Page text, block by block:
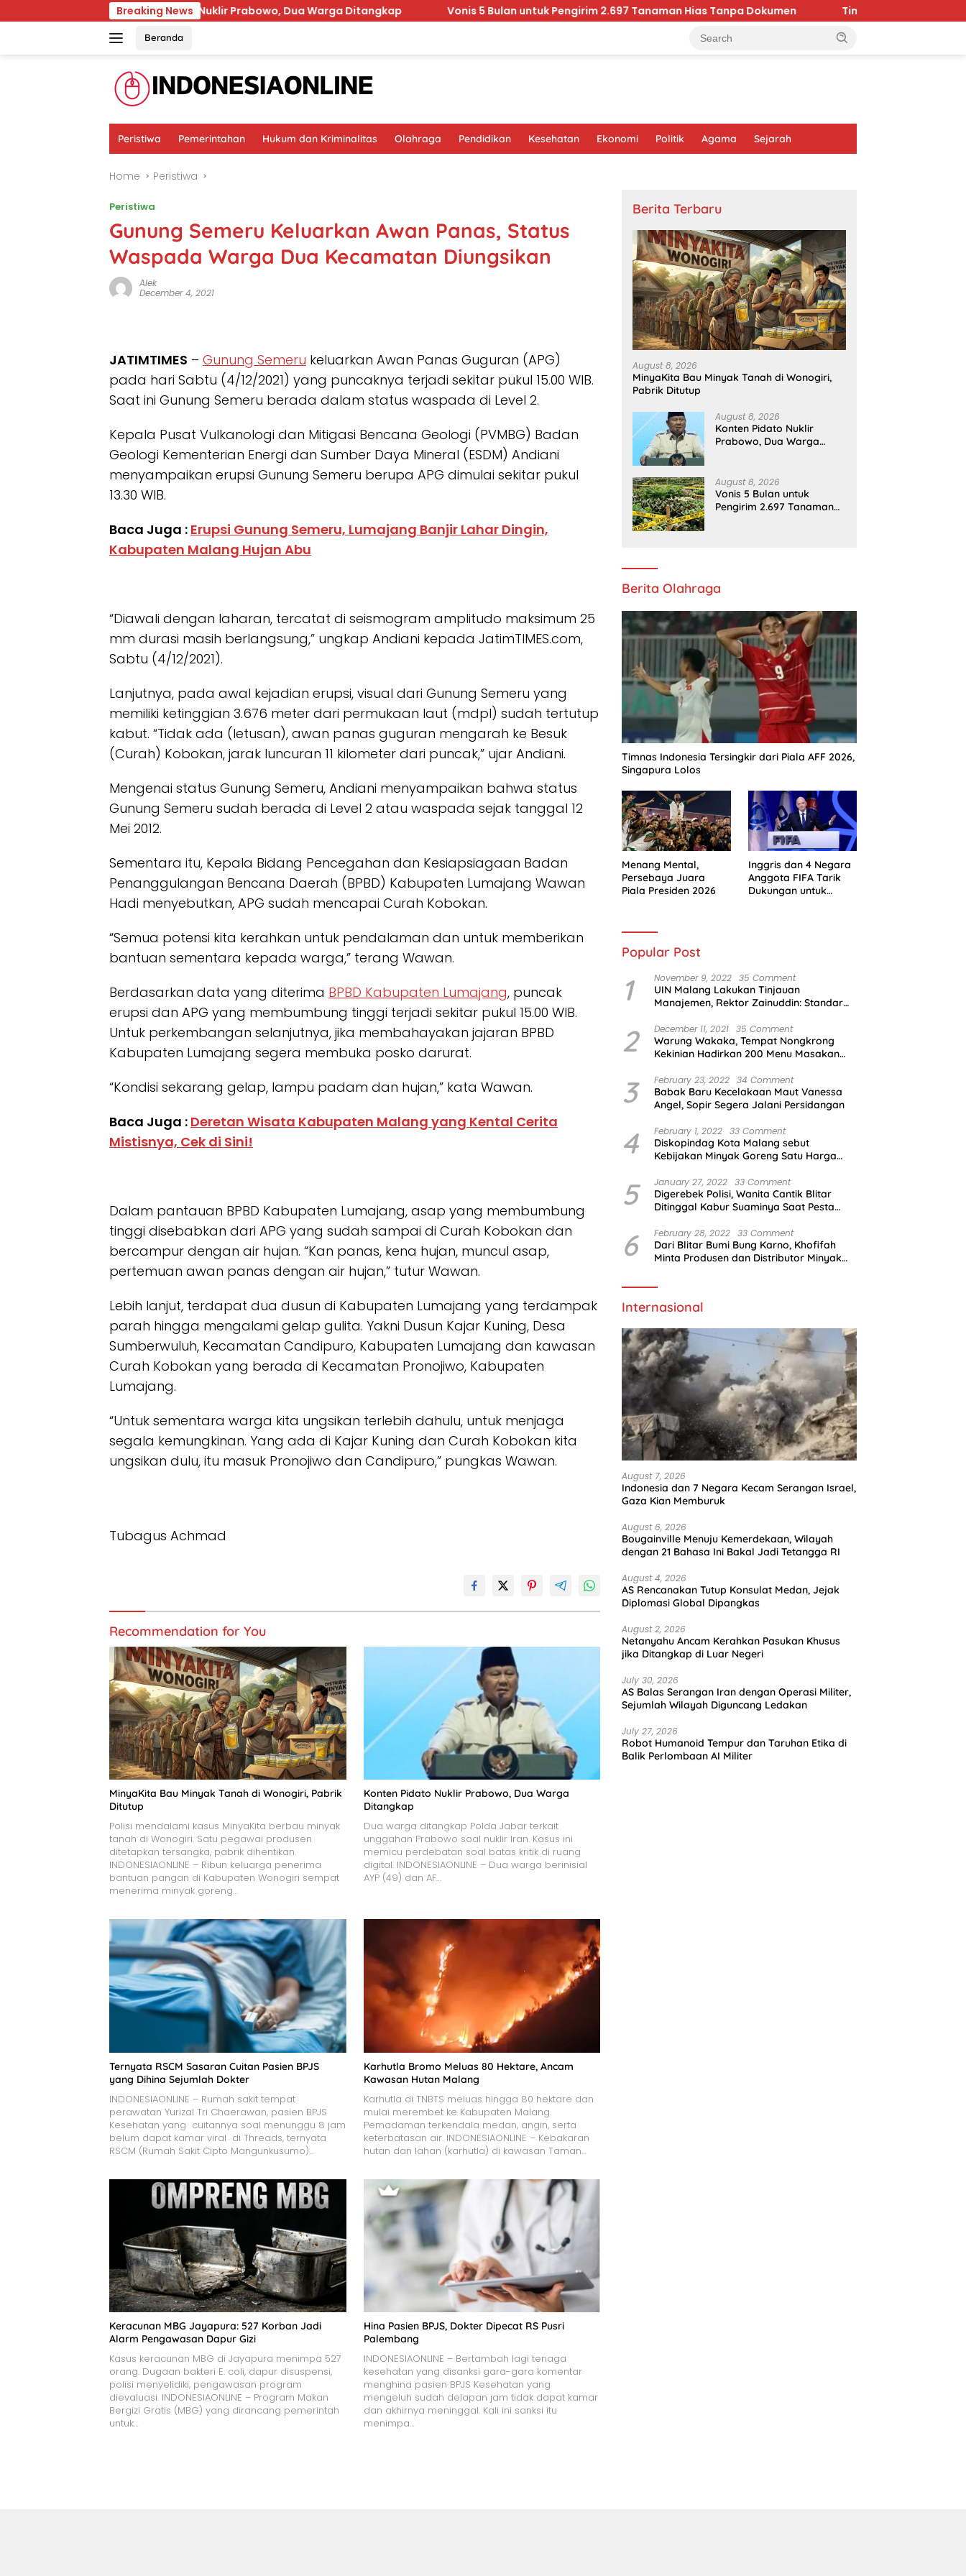
to
Breaking News
Konten Pidato Nuklir Prabowo, Dua Warga Ditangkap Vonis 5 Bulan untuk Pengirim 2.697 Tanaman Hias Tanpa Dokumen Timnas Indonesia Tersingkir dari
Beranda
Peristiwa Pemerintahan Hukum dan Kriminalitas Olahraga Pendidikan Kesehatan Ekonomi Politik Agama Sejarah
Home Peristiwa
Peristiwa
Gunung Semeru Keluarkan Awan Panas, Status
Waspada Warga Dua Kecamatan Diungsikan
Alek
December 4, 2021
JATIMTIMES – Gunung Semeru keluarkan Awan Panas Guguran (APG)
pada hari Sabtu (4/12/2021) yang puncaknya terjadi sekitar pukul 15.00 WIB.
Saat ini Gunung Semeru berada dalam status waspada di Level 2.
Kepala Pusat Vulkanologi dan Mitigasi Bencana Geologi (PVMBG) Badan
Geologi Kementerian Energi dan Sumber Daya Mineral (ESDM) Andiani
menyampaikan erupsi Gunung Semeru berupa APG dimulai sekitar pukul
13.30 WIB.
Baca Juga : Erupsi Gunung Semeru, Lumajang Banjir Lahar Dingin,
Kabupaten Malang Hujan Abu
“Diawali dengan laharan, tercatat di seismogram amplitudo maksimum 25
mm durasi masih berlangsung,” ungkap Andiani kepada JatimTIMES.com,
Sabtu (4/12/2021).
Lanjutnya, pada awal kejadian erupsi, visual dari Gunung Semeru yang
memiliki ketinggian 3.676 meter dari permukaan laut (mdpl) sudah tertutup
kabut. “Tidak ada (letusan), awan panas guguran mengarah ke Besuk
(Curah) Kobokan, jarak luncuran 11 kilometer dari puncak,” ujar Andiani.
Mengenai status Gunung Semeru, Andiani menyampaikan bahwa status
Gunung Semeru sudah berada di Level 2 atau waspada sejak tanggal 12
Mei 2012.
Sementara itu, Kepala Bidang Pencegahan dan Kesiapsiagaan Badan
Penanggulangan Bencana Daerah (BPBD) Kabupaten Lumajang Wawan
Hadi menyebutkan, APG sudah mencapai Curah Kobokan.
“Semua potensi kita kerahkan untuk pendalaman dan untuk memberikan
bantuan sementara kepada warga,” terang Wawan.
Berdasarkan data yang diterima BPBD Kabupaten Lumajang, puncak
erupsi dan APG yang membumbung tinggi terjadi sekitar pukul 15.00 WIB.
Untuk perkembangan selanjutnya, jika membahayakan jajaran BPBD
Kabupaten Lumajang segera membuka posko darurat.
“Kondisi sekarang gelap, lampu padam dan hujan,” kata Wawan.
Baca Juga : Deretan Wisata Kabupaten Malang yang Kental Cerita
Mistisnya, Cek di Sini!
Dalam pantauan BPBD Kabupaten Lumajang, asap yang membumbung
tinggi disebabkan dari APG yang sudah sampai di Curah Kobokan dan
bercampur dengan air hujan. “Kan panas, kena hujan, muncul asap,
pertemuan awan panas dengan air hujan,” tutur Wawan.
Lebih lanjut, terdapat dua dusun di Kabupaten Lumajang yang terdampak
parah hingga mengalami gelap gulita. Yakni Dusun Kajar Kuning, Desa
Sumberwuluh, Kecamatan Candipuro, Kabupaten Lumajang dan kawasan
Curah Kobokan yang berada di Kecamatan Pronojiwo, Kabupaten
Lumajang.
“Untuk sementara warga kita ungsikan terlebih dahulu, untuk menjaga
segala kemungkinan. Yang ada di Kajar Kuning dan Curah Kobokan kita
ungsikan dulu, itu masuk Pronojiwo dan Candipuro,” pungkas Wawan.
Tubagus Achmad
Recommendation for You
MinyaKita Bau Minyak Tanah di Wonogiri, Pabrik
Ditutup
Polisi mendalami kasus MinyaKita berbau minyak
tanah di Wonogiri. Satu pegawai produsen
ditetapkan tersangka, pabrik dihentikan.
INDONESIAONLINE – Ribun keluarga penerima
bantuan pangan di Kabupaten Wonogiri sempat
menerima minyak goreng…
Konten Pidato Nuklir Prabowo, Dua Warga
Ditangkap
Dua warga ditangkap Polda Jabar terkait
unggahan Prabowo soal nuklir Iran. Kasus ini
memicu perdebatan soal batas kritik di ruang
digital. INDONESIAONLINE – Dua warga berinisial
AYP (49) dan AF…
Ternyata RSCM Sasaran Cuitan Pasien BPJS
yang Dihina Sejumlah Dokter
INDONESIAONLINE – Rumah sakit tempat
perawatan Yurizal Tri Chaerawan, pasien BPJS
Kesehatan yang cuitannya soal menunggu 8 jam
belum dapat kamar viral di Threads, ternyata
RSCM (Rumah Sakit Cipto Mangunkusumo)…
Karhutla Bromo Meluas 80 Hektare, Ancam
Kawasan Hutan Malang
Karhutla di TNBTS meluas hingga 80 hektare dan
mulai merembet ke Kabupaten Malang.
Pemadaman terkendala medan, angin, serta
keterbatasan air. INDONESIAONLINE – Kebakaran
hutan dan lahan (karhutla) di kawasan Taman…
Keracunan MBG Jayapura: 527 Korban Jadi
Alarm Pengawasan Dapur Gizi
Kasus keracunan MBG di Jayapura menimpa 527
orang. Dugaan bakteri E. coli, dapur disuspensi,
polisi menyelidiki, pengawasan program
dievaluasi. INDONESIAONLINE – Program Makan
Bergizi Gratis (MBG) yang dirancang pemerintah
untuk…
Hina Pasien BPJS, Dokter Dipecat RS Pusri
Palembang
INDONESIAONLINE – Bertambah lagi tenaga
kesehatan yang disanksi gara-gara komentar
menghina pasien BPJS Kesehatan yang
mengeluh sudah delapan jam tidak dapat kamar
dan akhirnya meninggal. Kali ini sanksi itu
menimpa…
Berita Terbaru
August 8, 2026
MinyaKita Bau Minyak Tanah di Wonogiri,
Pabrik Ditutup
August 8, 2026
Konten Pidato Nuklir
Prabowo, Dua Warga
August 8, 2026
Vonis 5 Bulan untuk
Pengirim 2.697 Tanaman
Berita Olahraga
Timnas Indonesia Tersingkir dari Piala AFF 2026,
Singapura Lolos
Menang Mental,
Persebaya Juara
Piala Presiden 2026
Inggris dan 4 Negara
Anggota FIFA Tarik
Dukungan untuk
Popular Post
1 November 9, 2022 35 Comment
UIN Malang Lakukan Tinjauan
Manajemen, Rektor Zainuddin: Standar
2 December 11, 2021 35 Comment
Warung Wakaka, Tempat Nongkrong
Kekinian Hadirkan 200 Menu Masakan
3 February 23, 2022 34 Comment
Babak Baru Kecelakaan Maut Vanessa
Angel, Sopir Segera Jalani Persidangan
4 February 1, 2022 33 Comment
Diskopindag Kota Malang sebut
Kebijakan Minyak Goreng Satu Harga
5 January 27, 2022 33 Comment
Digerebek Polisi, Wanita Cantik Blitar
Ditinggal Kabur Suaminya Saat Pesta
6 February 28, 2022 33 Comment
Dari Blitar Bumi Bung Karno, Khofifah
Minta Produsen dan Distributor Minyak
Internasional
August 7, 2026
Indonesia dan 7 Negara Kecam Serangan Israel,
Gaza Kian Memburuk
August 6, 2026
Bougainville Menuju Kemerdekaan, Wilayah
dengan 21 Bahasa Ini Bakal Jadi Tetangga RI
August 4, 2026
AS Rencanakan Tutup Konsulat Medan, Jejak
Diplomasi Global Dipangkas
August 2, 2026
Netanyahu Ancam Kerahkan Pasukan Khusus
jika Ditangkap di Luar Negeri
July 30, 2026
AS Balas Serangan Iran dengan Operasi Militer,
Sejumlah Wilayah Diguncang Ledakan
July 27, 2026
Robot Humanoid Tempur dan Taruhan Etika di
Balik Perlombaan AI Militer